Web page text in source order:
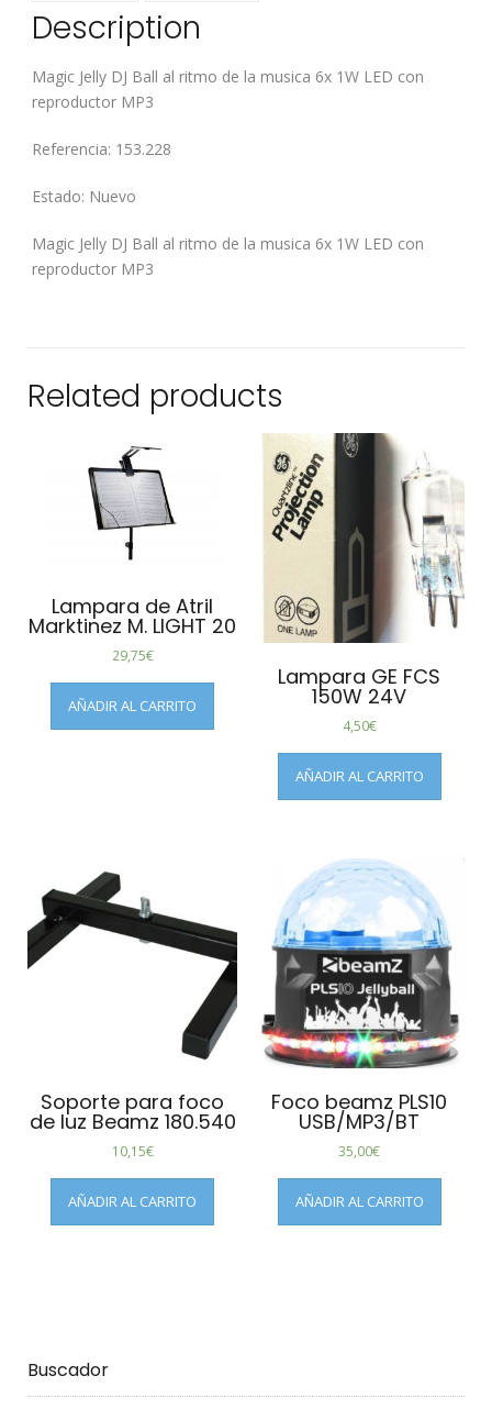
Description
Magic Jelly DJ Ball al ritmo de la musica 6x 1W LED con
reproductor MP3
Referencia: 153.228
Estado: Nuevo
Magic Jelly DJ Ball al ritmo de la musica 6x 1W LED con
reproductor MP3
Related products
Lampara de Atril
Marktinez M. LIGHT 20
29,75€
AÑADIR AL CARRITO
Lampara GE FCS
150W 24V
4,50€
AÑADIR AL CARRITO
Soporte para foco
de luz Beamz 180.540
10,15€
AÑADIR AL CARRITO
Foco beamz PLS10
USB/MP3/BT
35,00€
AÑADIR AL CARRITO
Buscador